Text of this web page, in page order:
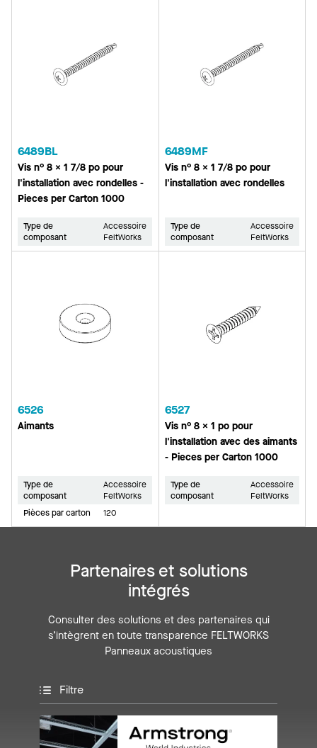
6489BL
Vis n° 8 x 1 7/8 po pour
l'installation avec rondelles -
Pieces per Carton 1000
Type de
composant
Accessoire
FeltWorks
6489MF
Vis n° 8 x 1 7/8 po pour
l'installation avec rondelles
Type de
composant
Accessoire
FeltWorks
6526
Aimants
Type de
composant
Accessoire
FeltWorks
Pièces par carton
120
6527
Vis n° 8 x 1 po pour
l'installation avec des aimants
- Pieces per Carton 1000
Type de
composant
Accessoire
FeltWorks
Partenaires et solutions
intégrés
Consulter des solutions et des partenaires qui
s’intègrent en toute transparence FELTWORKS
Panneaux acoustiques
Filtre